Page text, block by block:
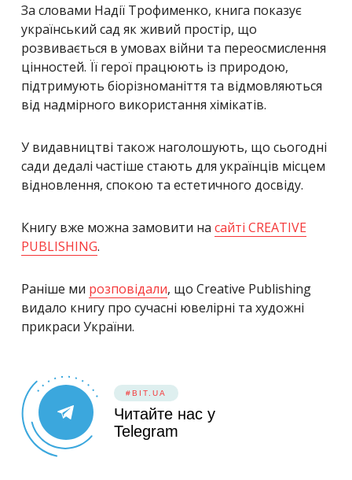
За словами Надії Трофименко, книга показує
український сад як живий простір, що
розвивається в умовах війни та переосмислення
цінностей. Її герої працюють із природою,
підтримують біорізноманіття та відмовляються
від надмірного використання хімікатів.
У видавництві також наголошують, що сьогодні
сади дедалі частіше стають для українців місцем
відновлення, спокою та естетичного досвіду.
Книгу вже можна замовити на сайті CREATIVE
PUBLISHING.
Раніше ми розповідали, що Creative Publishing
видало книгу про сучасні ювелірні та художні
прикраси України.
#BIT.UA
Читайте нас у
Telegram